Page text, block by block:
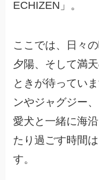
ECHIZEN」。
ここでは、日々
夕陽、そして満
ときが待ってい
ンやジャグジー
愛犬と一緒に海
たり過ごす時間
す。